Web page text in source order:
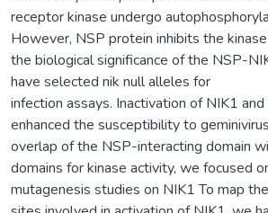
receptor kinase undergo
However, NSP protein inhibits the
the biological significance of the NSP-
have selected nik null alleles for
infection assays. Inactivation of NIK1
enhanced the susceptibility to
overlap of the NSP-interacting domain
domains for kinase activity, we focused
mutagenesis studies on NIK1 To map